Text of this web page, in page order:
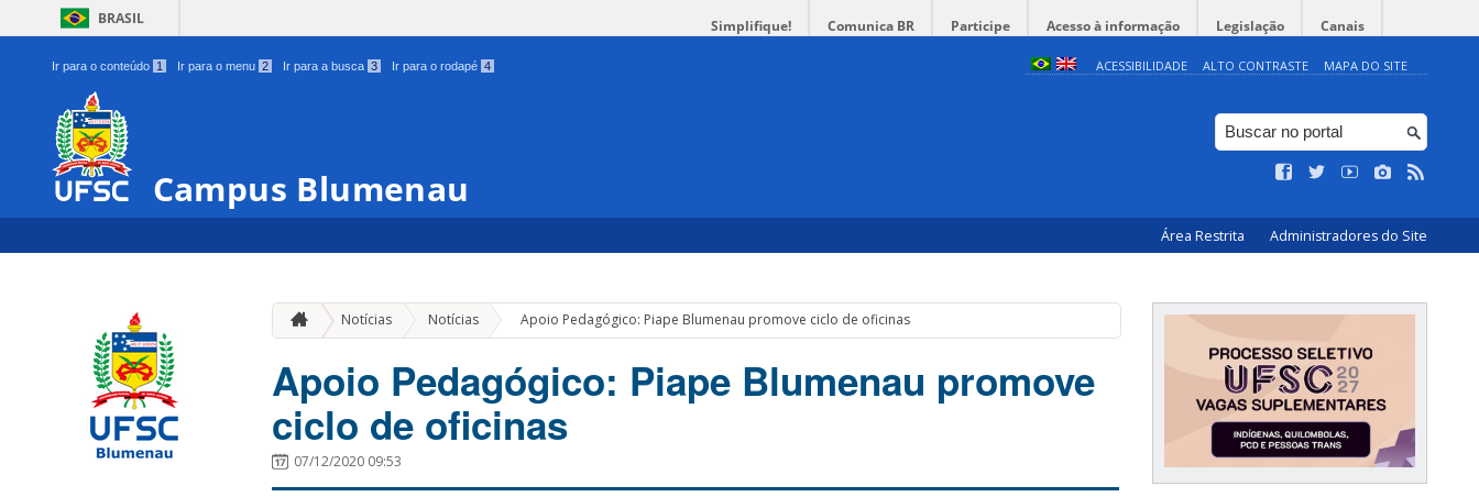
BRASIL Simplifique! Comunica BR Participe Acesso à informação Legislação Canais
Ir para o conteúdo 1 Ir para o menu 2 Ir para a busca 3 Ir para o rodapé 4 ACESSIBILIDADE ALTO CONTRASTE MAPA DO SITE
Campus Blumenau
Área Restrita Administradores do Site
Notícias Notícias » Apoio Pedagógico: Piape Blumenau promove ciclo de oficinas
Apoio Pedagógico: Piape Blumenau promove
ciclo de oficinas
07/12/2020 09:53